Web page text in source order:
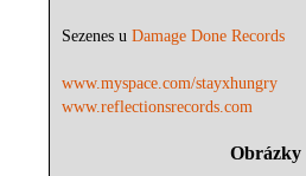
Sezenes uDamage Done Records
www.myspace.com/stayxhungry
www.reflectionsrecords.com
Obrázky